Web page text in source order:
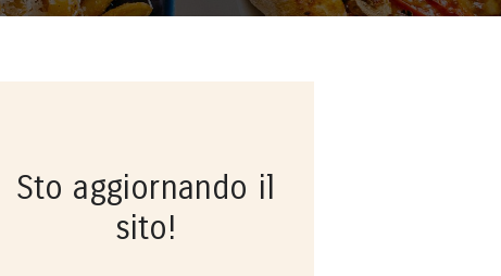
Sto aggiornando il
sito!